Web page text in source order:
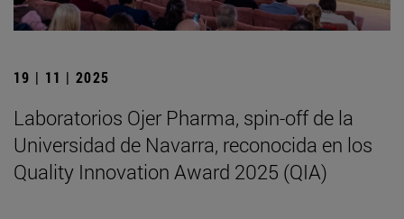
19 | 11 | 2025
Laboratorios Ojer Pharma, spin-off de la
Universidad de Navarra, reconocida en los
Quality Innovation Award 2025 (QIA)